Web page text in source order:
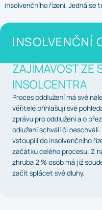
insolvenčního řízení. Jedná se
INSOLVENČNÍ
ZAJÍMAVOST ZE
INSOLCENTRA
Proces oddlužení má své
věřitelé přihlašují své
zprávu pro oddlužení a o
odlužení schválí či
vstoupili do insolvenčního
začátku celého procesu. Z
zhruba 2 % osob má již
začít splácet své dluhy.